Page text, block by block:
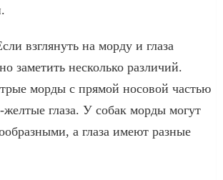
взглянуть на морду и глаза
заметить несколько различий.
морды с прямой носовой частью
глаза. У собак морды могут
а глаза имеют разные